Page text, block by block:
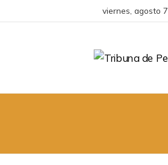
viernes, agosto 7